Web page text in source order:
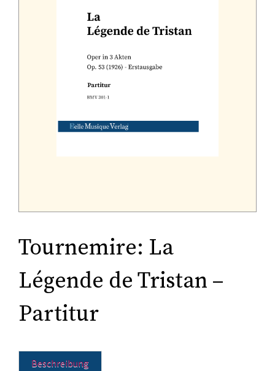
Tonträger (Audio-Video)
Tournemire: La
Légende de Tristan –
Partitur
Beschreibung